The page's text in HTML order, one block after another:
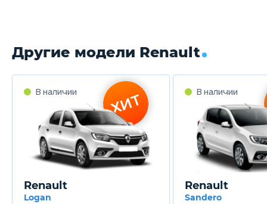
Другие модели Renault
Renault
Logan
Renault
Sandero